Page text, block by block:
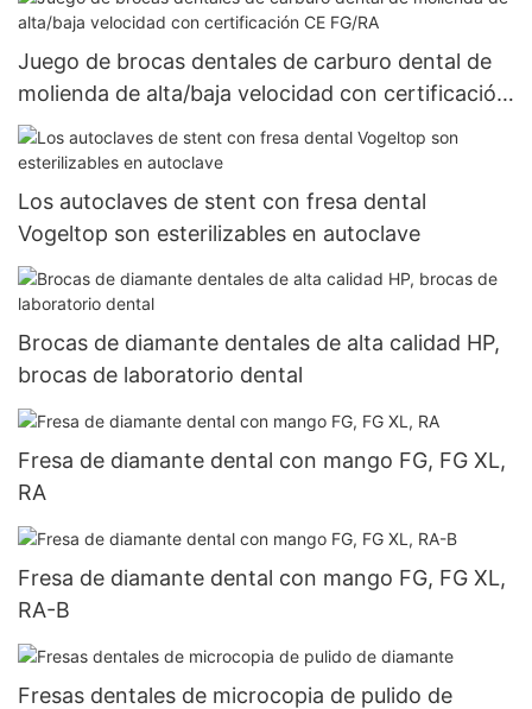
Juego de brocas dentales de carburo dental de
molienda de alta/baja velocidad con certificación
CE FG/RA
Los autoclaves de stent con fresa dental
Vogeltop son esterilizables en autoclave
Brocas de diamante dentales de alta calidad HP,
brocas de laboratorio dental
Fresa de diamante dental con mango FG, FG XL,
RA
Fresa de diamante dental con mango FG, FG XL,
RA-B
Fresas dentales de microcopia de pulido de